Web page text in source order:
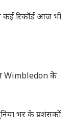
कई रिकॉर्ड आज भी
Wimbledon के
भर के प्रशंसकों